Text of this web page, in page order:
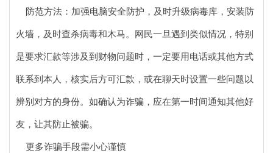
防范方法：加强电脑安全防护，及时升级病毒库，安装防
火墙，及时查杀病毒和木马。网民一旦遇到类似情况，特别
是要求汇款等涉及到财物问题时，一定要用电话或其他方式
联系到本人，核实后方可汇款，或在聊天时设置一些问题以
辨别对方的身份。如确认为诈骗，应在第一时间通知其他好
友，让其防止被骗。
更多诈骗手段需小心谨慎